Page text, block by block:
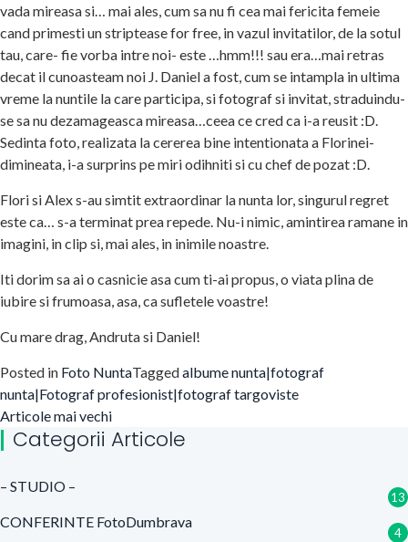
vada mireasa si… mai ales, cum sa nu fi cea mai fericita femeie
cand primesti un striptease for free, in vazul invitatilor, de la sotul
tau, care- fie vorba intre noi- este …hmm!!! sau era…mai retras
decat il cunoasteam noi J. Daniel a fost, cum se intampla in ultima
vreme la nuntile la care participa, si fotograf si invitat, straduindu-
se sa nu dezamageasca mireasa…ceea ce cred ca i-a reusit :D.
Sedinta foto, realizata la cererea bine intentionata a Florinei-
dimineata, i-a surprins pe miri odihniti si cu chef de pozat :D.
Flori si Alex s-au simtit extraordinar la nunta lor, singurul regret
este ca… s-a terminat prea repede. Nu-i nimic, amintirea ramane in
imagini, in clip si, mai ales, in inimile noastre.
Iti dorim sa ai o casnicie asa cum ti-ai propus, o viata plina de
iubire si frumoasa, asa, ca sufletele voastre!
Cu mare drag, Andruta si Daniel!
Posted in Foto NuntaTaggedalbume nunta|fotograf
nunta|Fotograf profesionist|fotograf targoviste
Navigare
în
articole
Articole mai vechi
Categorii Articole
– STUDIO –
13
CONFERINTE FotoDumbrava
4